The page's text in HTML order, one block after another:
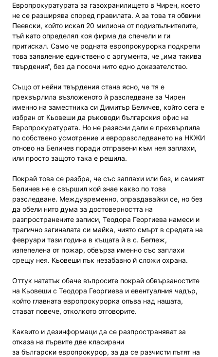
Европрокуратурата за газохранилището в Чирен, което
не се разширява според правилата. А за това тя обвини
Пеевски, който искал 20 милиона от подизпълнителите,
тъй като определял коя фирма да спечели и ги
притискал. Само че родната европрокурорка подкрепи
това заявление единствено с аргумента, че „има такива
твърдения“, без да посочи нито едно доказателство.
Също от нейни твърдения стана ясно, че тя е
прехвърлила възложеното й разследване за Чирен
именно на заместника си Димитър Беличев, който сега е
избран от Кьовеши да ръководи българския офис на
Европрокуратурата. Но не разясни дали е прехвърлила
по собствено усмотрение и евроразследването на НКЖИ
отново на Беличев поради отправени към нея заплахи,
или просто защото така е решила.
Покрай това се разбра, че със заплахи или без, и самият
Беличев не е свършил кой знае какво по това
разследване. Междувременно, оправдавайки се, но без
да обели нито дума за достоверността на
разпространените записи, Теодора Георгиева намеси и
трагично загиналата си майка, чиято смърт в средата на
февруари тази година в къщата й в с. Беглеж,
изпепелена от пожар, обвърза именно със заплахи
срещу нея. Кьовеши пък незабавно й сложи охрана.
Оттук нататък обаче въпросите покрай обвързаностите
на Кьовеши с Теодора Георгиева и евентуалния чадър,
който главната европрокурорка опъва над нашата,
стават повече, отколкото отговорите.
Каквито и дезинформаци да се разпространяват за
отказа на първите две класирани
за български европрокурор, за да се разчисти пътят на